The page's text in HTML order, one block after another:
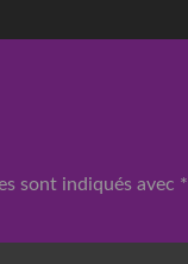
sont indiqués avec *